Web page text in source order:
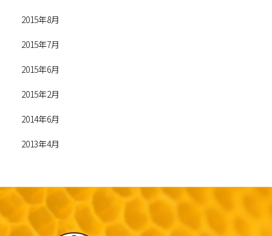
2015年8月
2015年7月
2015年6月
2015年2月
2014年6月
2013年4月